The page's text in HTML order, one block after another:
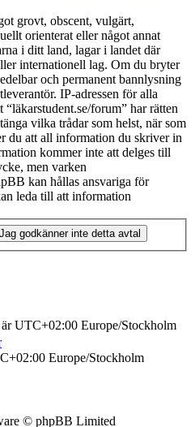
grovt, obscent, vulgärt,
orienterat eller något annat
i ditt land, lagar i landet där
internationell lag. Om du bryter
och permanent bannlysning
IP-adressen för alla
forum” har rätten
vilka trådar som helst, när som
du att all information du skriver in
kommer inte att delges till
men varken
kan hållas ansvariga för
leda till att information
UTC+02:00 Europe/Stockholm
Europe/Stockholm
© phpBB Limited